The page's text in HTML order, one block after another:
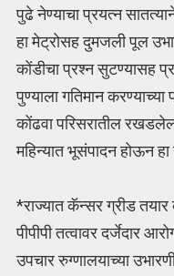
पुढे नेण्याचा प्रयत्न
हा मेट्रोसह दुमजली पूल
कोंडीचा प्रश्न सुटण्यासह
पुण्याला गतिमान
कोंढवा परिसरातील
महिन्यात भूसंपादन होऊन
*राज्यात कॅन्सर ग्रीड
पीपीपी तत्वावर दर्जेदार
उपचार रुग्णालयाच्या